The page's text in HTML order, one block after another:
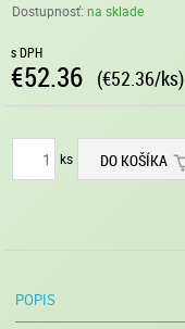
Dostupnosť:na sklade
s DPH
€52.36 (€52.36/ks)
ks DO KOŠÍKA
POPIS